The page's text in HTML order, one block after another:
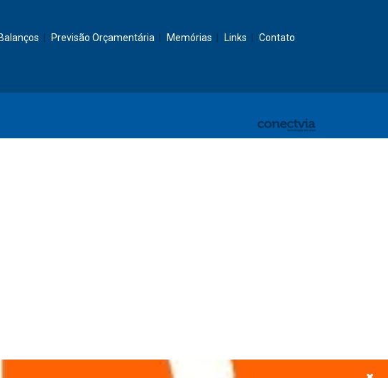
Balanços Previsão Orçamentária Memórias Links Contato